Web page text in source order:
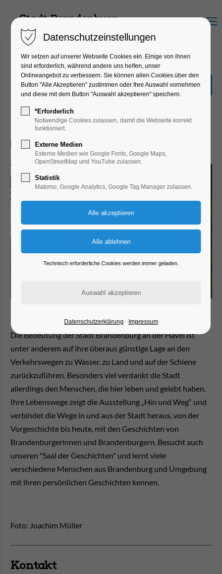
Menu
Sonderausstellung "Hin &
Weg"
Ausstellung, Kinder, Jugend, Kunst,
Mitmach-Aktion
22.08.2025, 13:00–17:00
Die Bedeutung der Stadt Brandenburg an der Havel ist
unter anderem auf ihre überaus günstige Lage an den
Verkehrswegen zu Wasser, zu Land und auf der Schiene
zurückzuführen. Besonders viel verdankt die Stadt
allerdings den Menschen, die hier leben und gelebt haben.
Ihre Lebenswege zeigt die Ausstellung „Hin und Weg“ und
verbindet die Wege in und aus der Stadt heraus, von der
Vorgeschichte bis heute, mit den Geschichten von
Brandenburgerinnen und Brandenburgern. Besucht auch
unseren "Saal der Geschichten" und lernt viele
verschiedene Menschen aus Brandenburg und Umgebung
mit ihren persönlichen Geschichten kennen.
Foto: Joachim Müller
Kontakt
Datenschutzeinstellungen
Wir setzen auf unserer Webseite Cookies ein. Einige von ihnen
sind erforderlich, während andere uns helfen, unser
Onlineangebot zu verbessern. Sie können allen Cookies über den
Button "Alle Akzeptieren" zustimmen oder Ihre Auswahl vornehmen
und diese mit dem Button "Auswahl akzeptieren" speichern.
*Erforderlich
Notwendige Cookies zulassen, damit die Webseite korrekt
funktioniert.
Externe Medien
Externe Medien wie Google Fonts, Google Maps,
OpenStreetMap und YouTube zulassen.
Statistik
Matomo, Google Analytics, Google Tag Manager zulassen.
Technisch erforderliche Cookies werden immer geladen.
Datenschutzerklärung Impressum